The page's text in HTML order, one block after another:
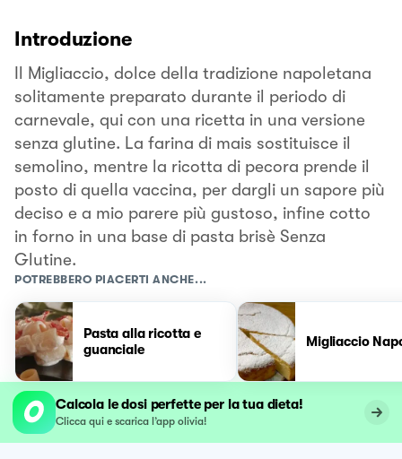
Introduzione
Il Migliaccio, dolce della tradizione napoletana
solitamente preparato durante il periodo di
carnevale, qui con una ricetta in una versione
senza glutine. La farina di mais sostituisce il
semolino, mentre la ricotta di pecora prende il
posto di quella vaccina, per dargli un sapore più
deciso e a mio parere più gustoso, infine cotto
in forno in una base di pasta brisè Senza
Glutine.
POTREBBERO PIACERTI ANCHE...
Pasta alla ricotta e
guanciale
Migliaccio
Calcola le dosi perfette per la tua dieta!
Clicca qui e scarica l’app olivia!